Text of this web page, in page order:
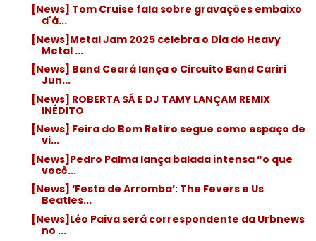
[News] Tom Cruise fala sobre gravações embaixo
d'á...
[News]Metal Jam 2025 celebra o Dia do Heavy
Metal ...
[News] Band Ceará lança o Circuito Band Cariri
Jun...
[News] ROBERTA SÁ E DJ TAMY LANÇAM REMIX
INÉDITO
[News] Feira do Bom Retiro segue como espaço de
vi...
[News]Pedro Palma lança balada intensa “o que
você...
[News] ‘Festa de Arromba’: The Fevers e Us
Beatles...
[News]Léo Paiva será correspondente da Urbnews
no ...